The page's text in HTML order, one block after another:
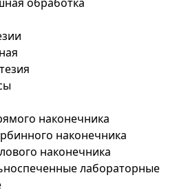
наконечника
наконечника
наконечника
лабораторные